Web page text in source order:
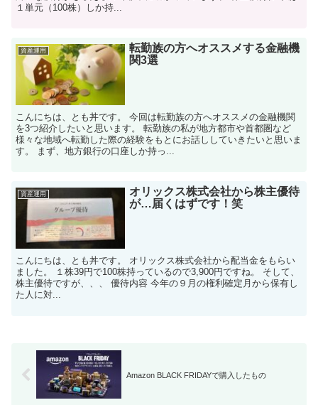
１単元（100株）しか持...
資産運用
転勤族の方へオススメする金融機
関3選
こんにちは、とも丼です。 今回は転勤族の方へオススメの金融機関
を3つ紹介したいと思います。 転勤族の私が地方都市や首都圏など
様々な地域へ転勤した際の経験をもとにお話ししていきたいと思いま
す。 まず、地方銀行の口座しか持っ...
資産運用
オリックス株式会社から株主優待
が…届くはずです！笑
こんにちは、とも丼です。 オリックス株式会社から配当金をもらい
ました。 １株39円で100株持っているので3,900円ですね。 そして、
株主優待ですが、、、 優待内容 今年の９月の権利確定月から保有し
た人に対...
Amazon BLACK FRIDAYで購入したもの